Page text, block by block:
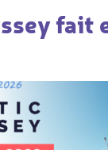
fait